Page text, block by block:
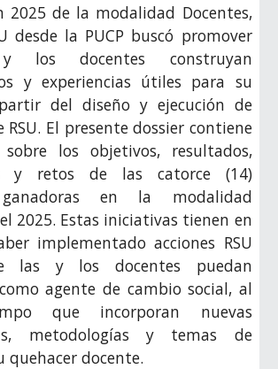
2025 de la modalidad Docentes,
desde la PUCP buscó promover
docentes construyan
y experiencias útiles para su
del diseño y ejecución de
El presente dossier contiene
los objetivos, resultados,
y retos de las catorce (14)
en la modalidad
2025. Estas iniciativas tienen en
implementado acciones RSU
las y los docentes puedan
agente de cambio social, al
que incorporan nuevas
metodologías y temas de
quehacer docente.